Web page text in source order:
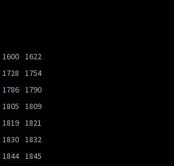
1600
1622
1728
1754
1786
1790
1805
1809
1819
1821
1830
1832
1844
1845